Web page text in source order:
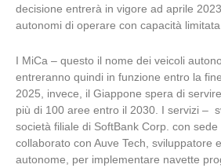
decisione entrerà in vigore ad aprile
autonomi di operare con capacità
I MiCa – questo il nome dei veicoli
entreranno quindi in funzione entro la
2025, invece, il Giappone spera di
più di 100 aree entro il 2030. I servizi –
società filiale di SoftBank Corp. con sede
collaborato con Auve Tech, sviluppatore
autonome, per implementare navette